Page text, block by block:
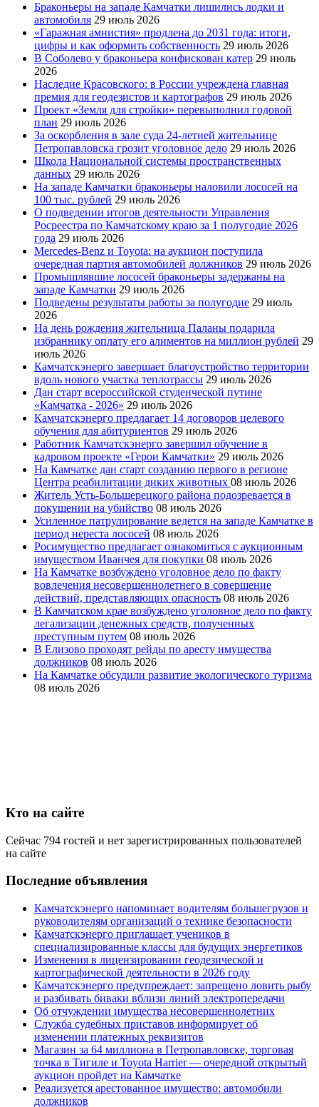
Браконьеры на западе Камчатки лишились лодки и
автомобиля 29 июль 2026
«Гаражная амнистия» продлена до 2031 года: итоги,
цифры и как оформить собственность 29 июль 2026
В Соболево у браконьера конфискован катер 29 июль
2026
Наследие Красовского: в России учреждена главная
премия для геодезистов и картографов 29 июль 2026
Проект «Земля для стройки» перевыполнил годовой
план 29 июль 2026
За оскорбления в зале суда 24-летней жительнице
Петропавловска грозит уголовное дело 29 июль 2026
Школа Национальной системы пространственных
данных 29 июль 2026
На западе Камчатки браконьеры наловили лососей на
100 тыс. рублей 29 июль 2026
О подведении итогов деятельности Управления
Росреестра по Камчатскому краю за 1 полугодие 2026
года 29 июль 2026
Mercedes-Benz и Toyota: на аукцион поступила
очередная партия автомобилей должников 29 июль 2026
Промышлявшие лососей браконьеры задержаны на
западе Камчатки 29 июль 2026
Подведены результаты работы за полугодие 29 июль
2026
На день рождения жительница Паланы подарила
избраннику оплату его алиментов на миллион рублей 29
июль 2026
Камчатскэнерго завершает благоустройство территории
вдоль нового участка теплотрассы 29 июль 2026
Дан старт всероссийской студенческой путине
«Камчатка - 2026» 29 июль 2026
Камчатскэнерго предлагает 14 договоров целевого
обучения для абитуриентов 29 июль 2026
Работник Камчатскэнерго завершил обучение в
кадровом проекте «Герои Камчатки» 29 июль 2026
На Камчатке дан старт созданию первого в регионе
Центра реабилитации диких животных 08 июль 2026
Житель Усть-Большерецкого района подозревается в
покушении на убийство 08 июль 2026
Усиленное патрулирование ведется на западе Камчатке в
период нереста лососей 08 июль 2026
Росимущество предлагает ознакомиться с аукционным
имуществом Иванчея для покупки 08 июль 2026
На Камчатке возбуждено уголовное дело по факту
вовлечения несовершеннолетнего в совершение
действий, представляющих опасность 08 июль 2026
В Камчатском крае возбуждено уголовное дело по факту
легализации денежных средств, полученных
преступным путем 08 июль 2026
В Елизово проходят рейды по аресту имущества
должников 08 июль 2026
На Камчатке обсудили развитие экологического туризма
08 июль 2026
Кто на сайте
Сейчас 794 гостей и нет зарегистрированных пользователей
на сайте
Последние объявления
Камчатскэнерго напоминает водителям большегрузов и
руководителям организаций о технике безопасности
Камчатскэнерго приглашает учеников в
специализированные классы для будущих энергетиков
Изменения в лицензировании геодезической и
картографической деятельности в 2026 году
Камчатскэнерго предупреждает: запрещено ловить рыбу
и разбивать биваки вблизи линий электропередачи
Об отчуждении имущества несовершеннолетних
Служба судебных приставов информирует об
изменении платежных реквизитов
Магазин за 64 миллиона в Петропавловске, торговая
точка в Тигиле и Toyota Harrier — очередной открытый
аукцион пройдет на Камчатке
Реализуется арестованное имущество: автомобили
должников